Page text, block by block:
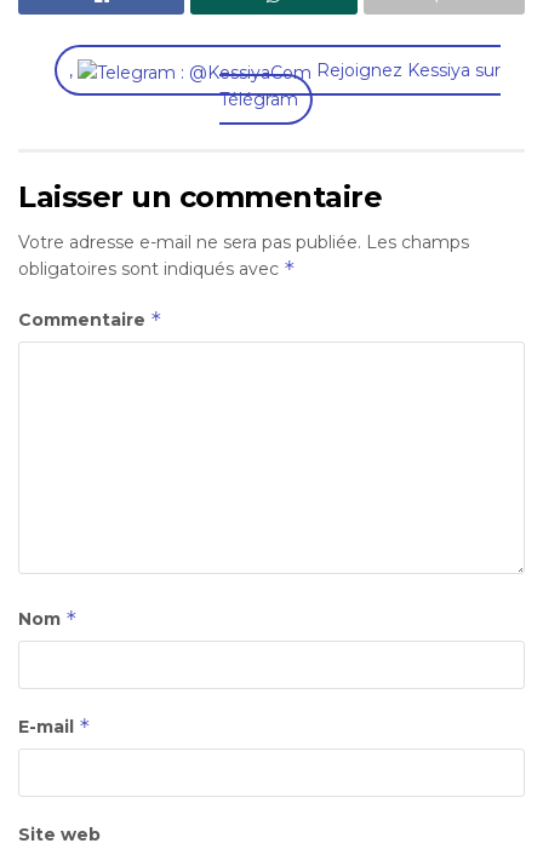
,
Rejoignez Kessiya sur
Télégram
Laisser un commentaire
Votre adresse e-mail ne sera pas publiée. Les champs
obligatoires sont indiqués avec *
Commentaire *
Nom *
E-mail *
Site web